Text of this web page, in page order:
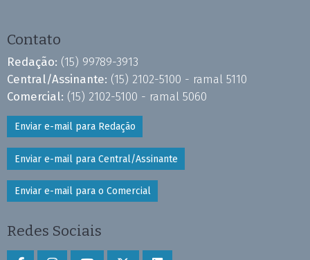
Contato
Redação: (15) 99789-3913
Central/Assinante: (15) 2102-5100 - ramal 5110
Comercial: (15) 2102-5100 - ramal 5060
Enviar e-mail para Redação
Enviar e-mail para Central/Assinante
Enviar e-mail para o Comercial
Redes Sociais